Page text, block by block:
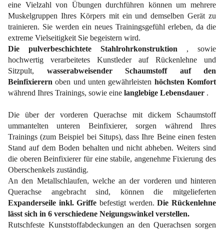
eine Vielzahl von Übungen durchführen können um mehrere
Muskelgruppen Ihres Körpers mit ein und demselben Gerät zu
trainieren. Sie werden ein neues Trainingsgefühl erleben, da die
extreme Vielseitigkeit Sie begeistern wird.
Die pulverbeschichtete Stahlrohrkonstruktion , sowie
hochwertig verarbeitetes Kunstleder auf Rückenlehne und
Sitzpult, wasserabweisender Schaumstoff auf den
Beinfixierernoben und unten gewährleisten höchsten Komfort
während Ihres Trainings, sowie eine langlebige Lebensdauer .
Die über der vorderen Querachse mit dickem Schaumstoff
ummantelten unteren Beinfixierer, sorgen während Ihres
Trainings (zum Beispiel bei Situps), dass Ihre Beine einen festen
Stand auf dem Boden behalten und nicht abheben. Weiters sind
die oberen Beinfixierer für eine stabile, angenehme Fixierung des
Oberschenkels zuständig.
An den Metallschlaufen, welche an der vorderen und hinteren
Querachse angebracht sind, können die mitgelieferten
Expanderseile inkl. Griffebefestigt werden.Die Rückenlehne
lässt sich in 6 verschiedene Neigungswinkel verstellen.
Rutschfeste Kunststoffabdeckungen an den Querachsen sorgen